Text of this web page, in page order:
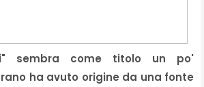
sembra come titolo un po'
ha avuto origine da una fonte